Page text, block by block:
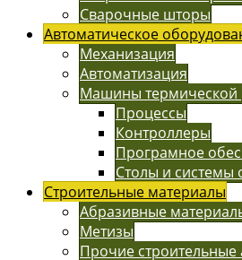
Сварочные шторы
Автоматическое
Механизация
Автоматизация
Машины термической
Процессы
Контроллеры
Програмное
Столы и системы
Строительные материалы
Абразивные
Метизы
Прочие строительные